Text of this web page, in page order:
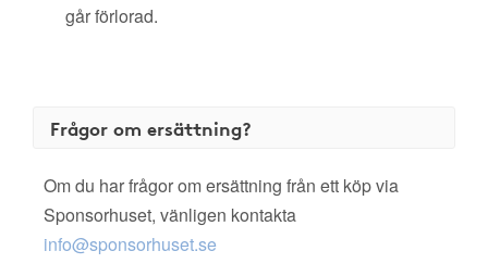
går förlorad.
Frågor om ersättning?
Om du har frågor om ersättning från ett köp via
Sponsorhuset, vänligen kontakta
info@sponsorhuset.se